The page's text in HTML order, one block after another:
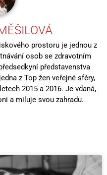
prostoru je jednou z
osob se zdravotním
představenstva
z Top žen veřejné sféry,
2015 a 2016. Je vdaná,
a miluje svou zahradu.